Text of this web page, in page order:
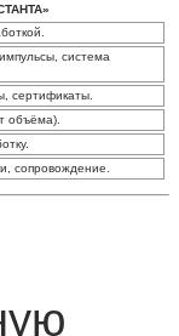
система
сертификаты.
объёма).
сопровождение.